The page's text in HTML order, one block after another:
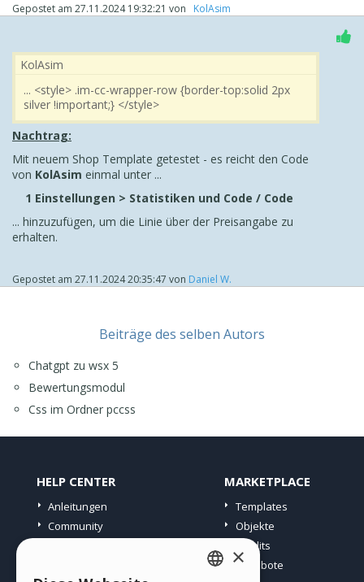
Gepostet am 27.11.2024 19:32:21 von ‪ KolAsim ‪ ‪
‪ KolAsim ‪ ‪
... <style> .im-cc-wrapper-row {border-top:solid 2px
silver !important;} </style>
Nachtrag:
Mit neuem Shop Template getestet - es reicht den Code
von KolAsim einmal unter ...
1 Einstellungen > Statistiken und Code / Code
... hinzuzufügen, um die Linie über der Preisangabe zu
erhalten.
Gepostet am 27.11.2024 20:35:47 von Daniel W.
Beiträge des selben Autors
Chatgpt zu wsx 5
Bewertungsmodul
Css im Ordner pccss
HELP CENTER
Anleitungen
Community
MARKETPLACE
Templates
Objekte
Credits
Angebote
×